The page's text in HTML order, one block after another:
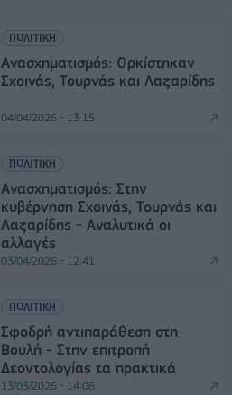
ΠΟΛΙΤΙΚΗ
Ανασχηματισμός: Ορκίστηκαν
Σχοινάς, Τουρνάς και Λαζαρίδης
04/04/2026 - 13:15
ΠΟΛΙΤΙΚΗ
Ανασχηματισμός: Στην
κυβέρνηση Σχοινάς, Τουρνάς και
Λαζαρίδης - Αναλυτικά οι
αλλαγές
03/04/2026 - 12:41
ΠΟΛΙΤΙΚΗ
Σφοδρή αντιπαράθεση στη
Βουλή - Στην επιτροπή
Δεοντολογίας τα πρακτικά
13/03/2026 - 14:06